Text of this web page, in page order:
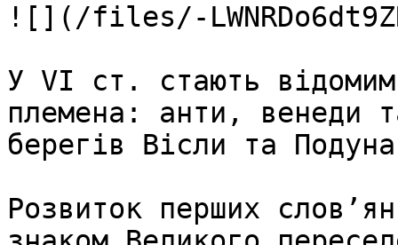
![](/files/-
У VI ст. стають
племена: анти, венеди
берегів Вісли та
Розвиток перших